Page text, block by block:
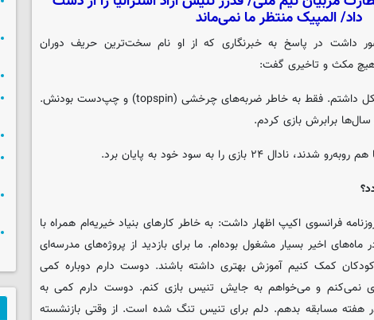
داد/ المپیک منتظر ما نمی‌ماند
داشت در پاسخ به خبرنگاری که از او نام سخت‌ترین حریف دوران
هیچ مکث و تاخیری گفت:
من مقابل رافا بیشتر از همه مشکل داشتم. فقط به خاطر ضربه‌های چرخشی (topspin) و چپ‌دست بودنش.
برابرش بازی کردم.
۲۴ بازی را به سود خود به پایان برد.
فرانسوی اکیپ اظهار داشت: به خاطر کارهای بنیاد خیریه‌ام همراه با
اخیر بسیار مشغول بوده‌ام. ما برای بازدید از پروژه‌های مدرسه‌ای
کودکان کمک کنیم آموزش بهتری داشته باشند. دوست دارم دوباره کمی
نمی‌کنم و می‌خواهم به جایش تنیس بازی کنم. دوست دارم کمی به
هفته مسابقه بدهم. دلم برای تنیس تنگ شده است. از وقتی بازنشسته